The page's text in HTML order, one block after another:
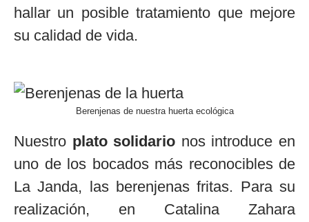
hallar un posible tratamiento que mejore
su calidad de vida.
Berenjenas de nuestra huerta ecológica
Nuestro plato solidario nos introduce en
uno de los bocados más reconocibles de
La Janda, las berenjenas fritas. Para su
realización, en Catalina Zahara